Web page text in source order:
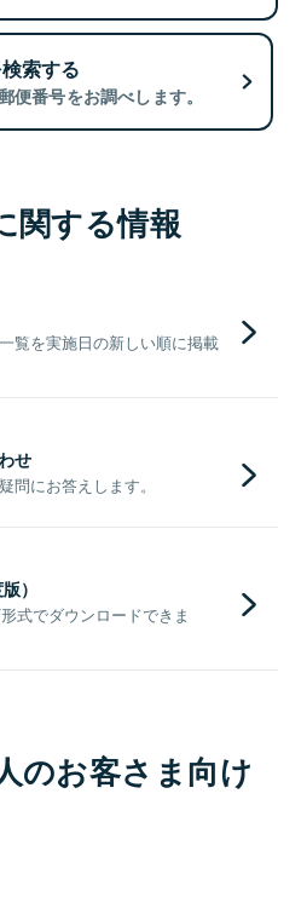
索する
便番号をお調べします。
関する情報
覧を実施日の新しい順に掲載
せ
問にお答えします。
）
式でダウンロードできま
のお客さま向け